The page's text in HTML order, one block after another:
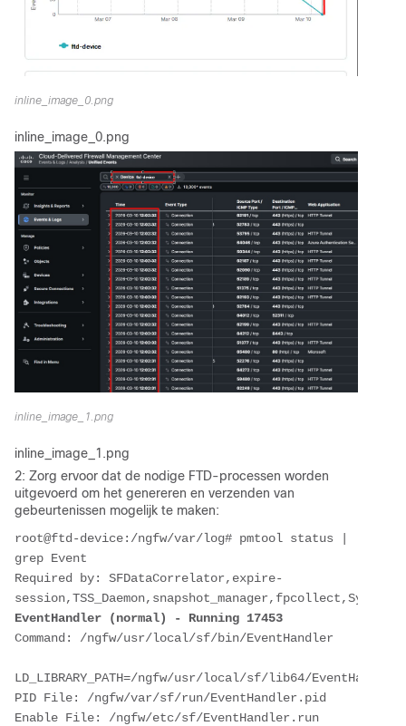
inline_image_0.png
inline_image_0.png
inline_image_1.png
inline_image_1.png
2: Zorg ervoor dat de nodige FTD-processen worden
uitgevoerd om het genereren en verzenden van
gebeurtenissen mogelijk te maken:
root@ftd-device:/ngfw/var/log# pmtool status |
grep Event
Required by: SFDataCorrelator,expire-
EventHandler (normal) - Running 17453
Command: /ngfw/usr/local/sf/bin/EventHandler
LD_LIBRARY_PATH=/ngfw/usr/local/sf/lib64/
PID File: /ngfw/var/sf/run/EventHandler.pid
Enable File: /ngfw/etc/sf/EventHandler.run